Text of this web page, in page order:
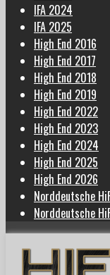
IFA 2024
IFA 2025
High End 2016
High End 2017
High End 2018
High End 2019
High End 2022
High End 2023
High End 2024
High End 2025
High End 2026
Norddeutsche
Norddeutsche